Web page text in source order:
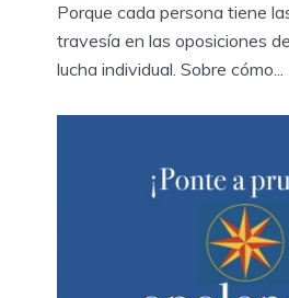
Porque cada persona tiene
travesía en las oposiciones
lucha individual. Sobre cómo...